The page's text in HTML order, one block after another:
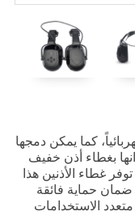
كما يمكن دمجها
بغطاء أذن خفيف
غطاء الأذنين هذا
ضمان حماية فائقة
الاستخدامات